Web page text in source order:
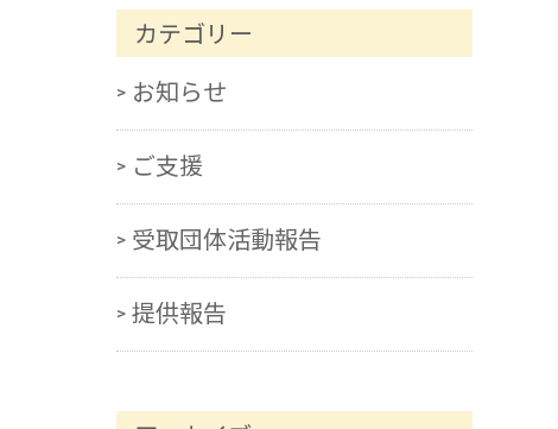
カテゴリー
お知らせ
ご支援
受取団体活動報告
提供報告